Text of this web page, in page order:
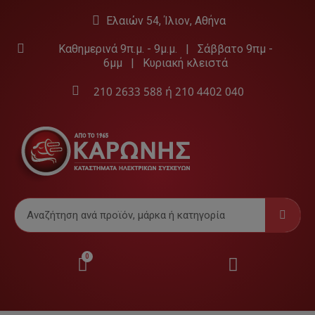
Ελαιών 54, Ίλιον, Αθήνα
Καθημερινά 9π.μ. - 9μ.μ. | Σάββατο 9πμ -
6μμ | Κυριακή κλειστά
210 2633 588 ή 210 4402 040